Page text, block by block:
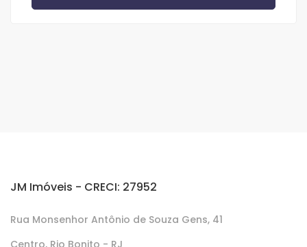
JM Imóveis - CRECI: 27952
Rua Monsenhor Antônio de Souza Gens, 41